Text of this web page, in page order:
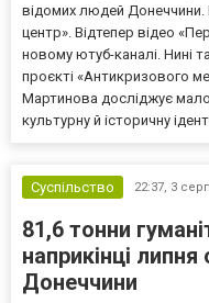
відомих людей
центр». Відтепер відео
новому ютуб-каналі. Нині
проєкті «Антикризового
Мартинова досліджує
культурну й історичну
Суспільство 22:37, 3
81,6 тонни
наприкінці
Донеччини